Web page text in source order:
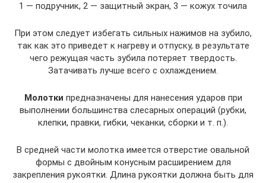
1 — подручник, 2 — защитный экран, 3 — кожух точила
При этом следует избегать сильных нажимов на зубило,
так как это приведет к нагреву и отпуску, в результате
чего режущая часть зубила потеряет твердость.
Затачивать лучше всего с охлаждением.
Молотки предназначены для нанесения ударов при
выполнении большинства слесарных операций (рубки,
клепки, правки, гибки, чеканки, сборки и т. п.).
В средней части молотка имеется отверстие овальной
формы с двойным конусным расширением для
закрепления рукоятки. Длина рукоятки должна быть для